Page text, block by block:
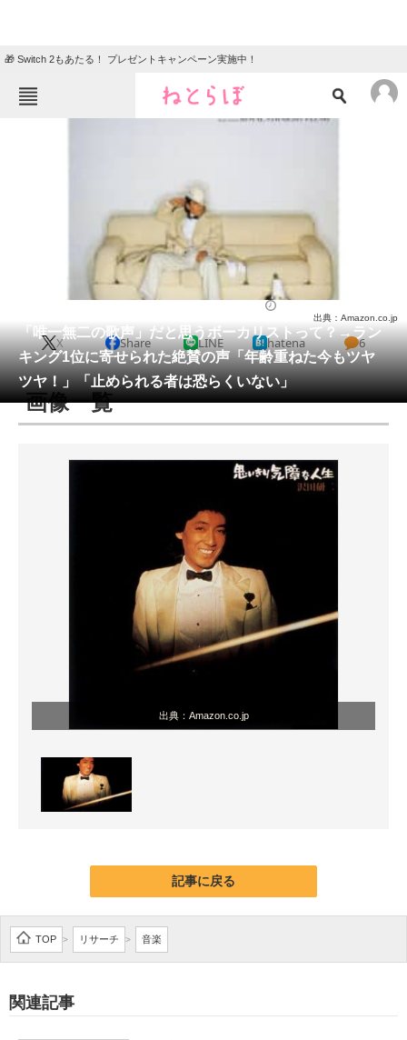
🎁 Switch 2もあたる！ プレゼントキャンペーン実施中！
地域
教育・育児
会員記事
メディア
注目記事を集めた総合ページ
進化するPCとデバイスの未来
好きが集まる 比べて選べる
ビジネスと働き方のヒント
AI活用のいまが分かる
経営リーダーのコミュニティ
マーケ×ITの今がよく分かる
ITエンジニア向け専門サイト
IT製品の技術・比較・事例
製造業のIT導入・活用を支援
モノづくり技術者専門サイト
エレクトロニクス専門サイト
「唯一無二の歌声」だと思うボーカリストって？→ラン
キング1位に寄せられた絶賛の声「年齢重ねた今もツヤ
ツヤ！」「止められる者は恐らくいない」
出典：Amazon.co.jp
X Share LINE hatena 6
画像一覧
出典：Amazon.co.jp
記事に戻る
TOP > リサーチ > 音楽
関連記事